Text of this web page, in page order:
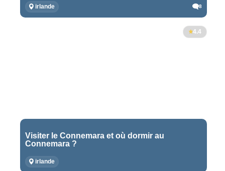
irlande 8
4.4
Visiter le Connemara et où dormir au
Connemara ?
irlande